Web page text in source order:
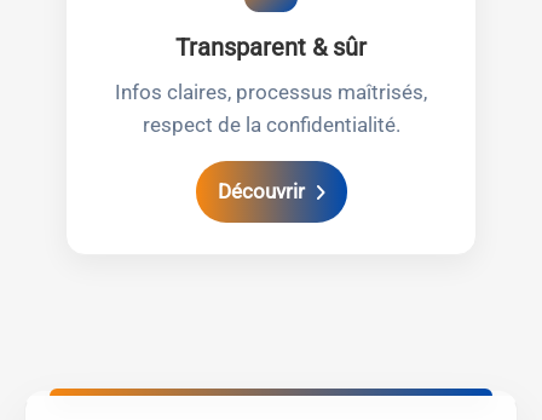
Transparent & sûr
Infos claires, processus maîtrisés,
respect de la confidentialité.
Découvrir